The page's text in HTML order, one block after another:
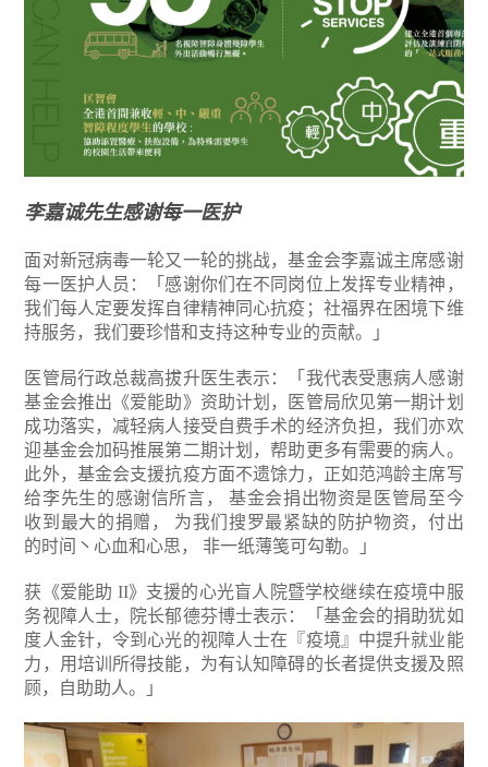
李嘉诚先生感谢每一医护
面对新冠病毒一轮又一轮的挑战，基金会李嘉诚主席感谢
每一医护人员：「感谢你们在不同岗位上发挥专业精神，
我们每人定要发挥自律精神同心抗疫；社福界在困境下维
持服务，我们要珍惜和支持这种专业的贡献。」
医管局行政总裁高拔升医生表示：「我代表受惠病人感谢
基金会推出《爱能助》资助计划，医管局欣见第一期计划
成功落实，减轻病人接受自费手术的经济负担，我们亦欢
迎基金会加码推展第二期计划，帮助更多有需要的病人。
此外，基金会支援抗疫方面不遗馀力，正如范鸿龄主席写
给李先生的感谢信所言， 基金会捐出物资是医管局至今
收到最大的捐赠， 为我们搜罗最紧缺的防护物资，付出
的时间丶心血和心思， 非一纸薄笺可勾勒。」
获《爱能助 II》支援的心光盲人院暨学校继续在疫境中服
务视障人士，院长郁德芬博士表示：「基金会的捐助犹如
度人金针，令到心光的视障人士在『疫境』中提升就业能
力，用培训所得技能，为有认知障碍的长者提供支援及照
顾，自助助人。」